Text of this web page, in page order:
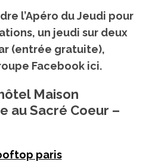
l’Apéro du Jeudi pour
un jeudi sur deux
(entrée gratuite),
Facebook ici.
Maison
au Sacré Coeur –